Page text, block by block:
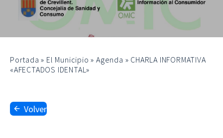
Portada » El Municipio »Agenda » CHARLA INFORMATIVA
«AFECTADOS IDENTAL»
Volver